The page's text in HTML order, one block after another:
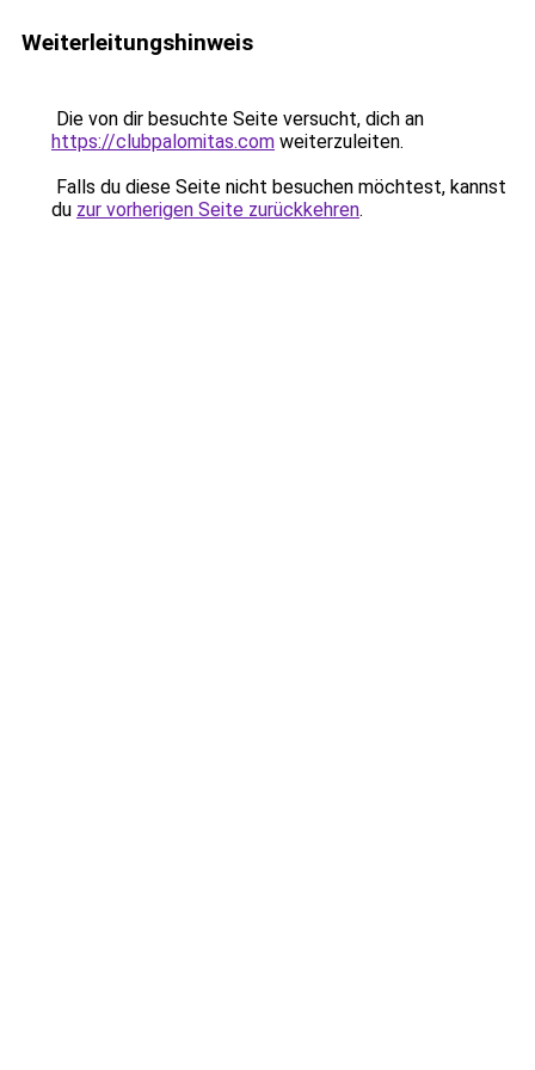
Weiterleitungshinweis
Die von dir besuchte Seite versucht, dich an
https://clubpalomitas.com weiterzuleiten.
Falls du diese Seite nicht besuchen möchtest, kannst
du zur vorherigen Seite zurückkehren.